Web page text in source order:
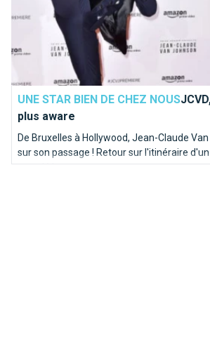
UNE STAR BIEN DE CHEZ NOUS
plus aware
De Bruxelles à Hollywood, Jean-Claude
sur son passage ! Retour sur l'itinéraire
musclé !